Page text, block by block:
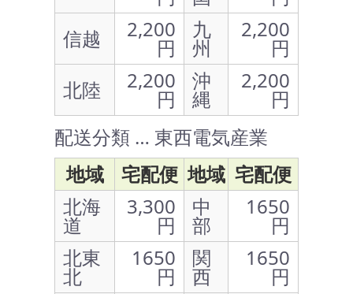
信越
2,200
円
九
州
2,200
円
北陸
2,200
円
沖
縄
2,200
円
配送分類 … 東西電気産業
地域
宅配便 地域 宅配便
北海
道
3,300
円
中
部
1650
円
北東
北
1650
円
関
西
1650
円